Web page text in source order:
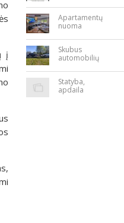
į
Apartamentų
nuoma
Skubus
automobilių
Statyba,
apdaila